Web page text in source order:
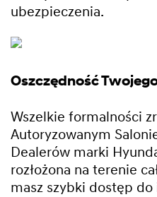
ubezpieczenia.
Oszczędność
Wszelkie formalności
Autoryzowanym
Dealerów marki
rozłożona na terenie
masz szybki dostęp